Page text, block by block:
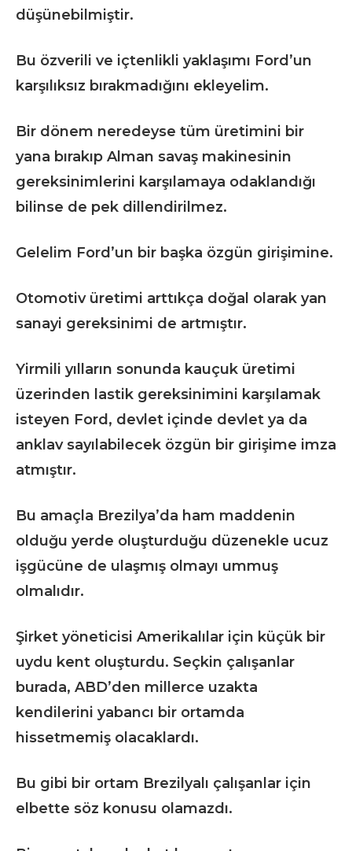
düşünebilmiştir.
Bu özverili ve içtenlikli yaklaşımı Ford’un
karşılıksız bırakmadığını ekleyelim.
Bir dönem neredeyse tüm üretimini bir
yana bırakıp Alman savaş makinesinin
gereksinimlerini karşılamaya odaklandığı
bilinse de pek dillendirilmez.
Gelelim Ford’un bir başka özgün girişimine.
Otomotiv üretimi arttıkça doğal olarak yan
sanayi gereksinimi de artmıştır.
Yirmili yılların sonunda kauçuk üretimi
üzerinden lastik gereksinimini karşılamak
isteyen Ford, devlet içinde devlet ya da
anklav sayılabilecek özgün bir girişime imza
atmıştır.
Bu amaçla Brezilya’da ham maddenin
olduğu yerde oluşturduğu düzenekle ucuz
işgücüne de ulaşmış olmayı ummuş
olmalıdır.
Şirket yöneticisi Amerikalılar için küçük bir
uydu kent oluşturdu. Seçkin çalışanlar
burada, ABD’den millerce uzakta
kendilerini yabancı bir ortamda
hissetmemiş olacaklardı.
Bu gibi bir ortam Brezilyalı çalışanlar için
elbette söz konusu olamazdı.